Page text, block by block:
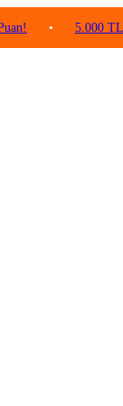
• 5.000 TL ve